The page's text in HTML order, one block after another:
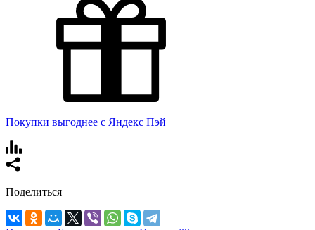
Покупки выгоднее с Яндекс Пэй
Поделиться